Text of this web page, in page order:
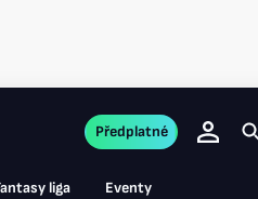
liga Eventy
Předplatné